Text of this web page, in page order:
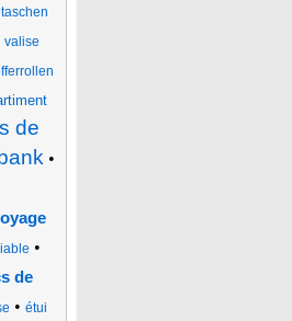
valise
de
•
•
de
• étui